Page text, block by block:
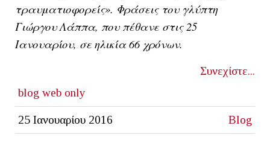
τραυματιοφορείς». Φράσεις του γλύπτη
Γιώργου Λάππα, που πέθανε στις 25
Ιανουαρίου, σε ηλικία 66 χρόνων.
Συνεχίστε...
blog web only
25 Ιανουαρίου 2016 Blog